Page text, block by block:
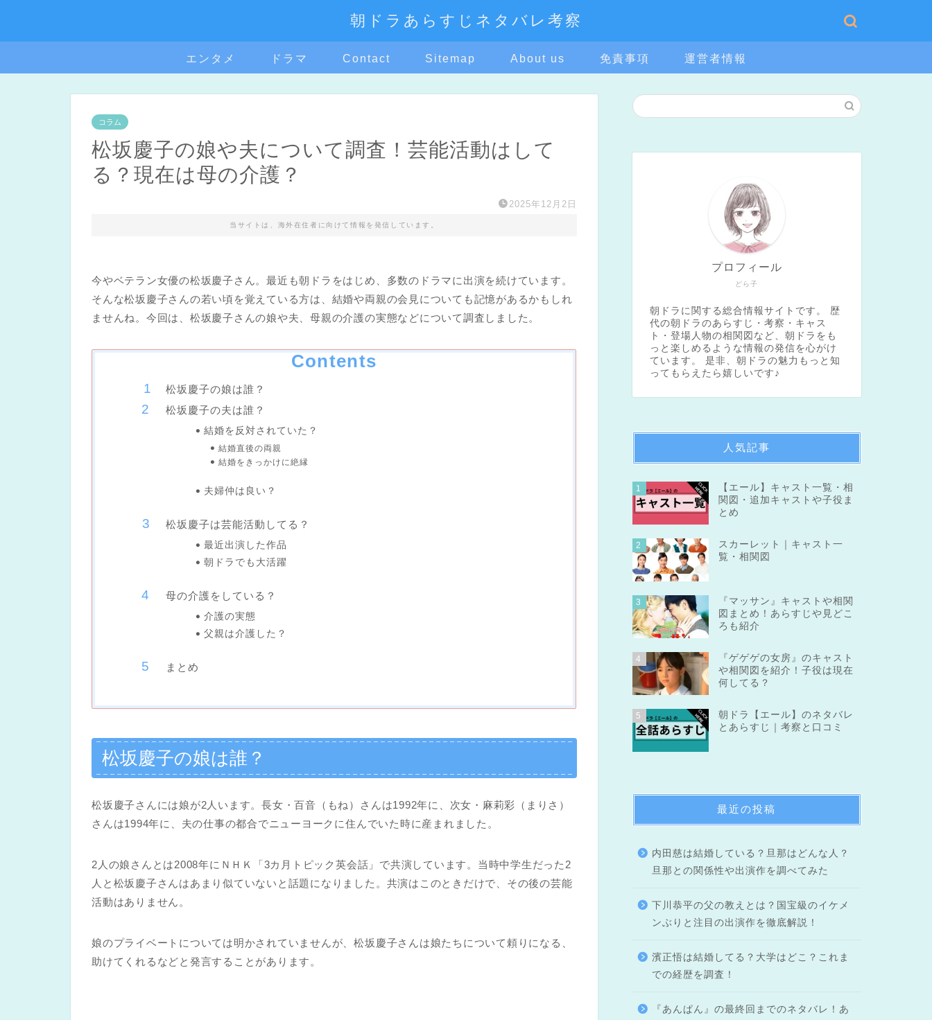
朝ドラあらすじネタバレ考察
エンタメ ドラマ Contact Sitemap About us 免責事項 運営者情報
コラム
松坂慶子の娘や夫について調査！芸能活動はして
る？現在は母の介護？
2025年12月2日
当サイトは、海外在住者に向けて情報を発信しています。
今やベテラン女優の松坂慶子さん。最近も朝ドラをはじめ、多数のドラマに出演を続けています。
そんな松坂慶子さんの若い頃を覚えている方は、結婚や両親の会見についても記憶があるかもしれ
ませんね。今回は、松坂慶子さんの娘や夫、母親の介護の実態などについて調査しました。
Contents
松坂慶子の娘は誰？
松坂慶子の夫は誰？
結婚を反対されていた？
結婚直後の両親
結婚をきっかけに絶縁
夫婦仲は良い？
松坂慶子は芸能活動してる？
最近出演した作品
朝ドラでも大活躍
母の介護をしている？
介護の実態
父親は介護した？
まとめ
松坂慶子の娘は誰？
松坂慶子さんには娘が2人います。長女・百音（もね）さんは1992年に、次女・麻莉彩（まりさ）
さんは1994年に、夫の仕事の都合でニューヨークに住んでいた時に産まれました。
2人の娘さんとは2008年にＮＨＫ「3カ月トピック英会話」で共演しています。当時中学生だった2
人と松坂慶子さんはあまり似ていないと話題になりました。共演はこのときだけで、その後の芸能
活動はありません。
娘のプライベートについては明かされていませんが、松坂慶子さんは娘たちについて頼りになる、
助けてくれるなどと発言することがあります。
どら子
プロフィール
朝ドラに関する総合情報サイトです。 歴
代の朝ドラのあらすじ・考察・キャス
ト・登場人物の相関図など、朝ドラをも
っと楽しめるような情報の発信を心がけ
ています。 是非、朝ドラの魅力もっと知
ってもらえたら嬉しいです♪
人気記事
1
【エール】キャスト一覧・相
関図・追加キャストや子役ま
とめ
2
スカーレット｜キャスト一
覧・相関図
3
『マッサン』キャストや相関
図まとめ！あらすじや見どこ
ろも紹介
4
『ゲゲゲの女房』のキャスト
や相関図を紹介！子役は現在
何してる？
5
朝ドラ【エール】のネタバレ
とあらすじ｜考察と口コミ
最近の投稿
内田慈は結婚している？旦那はどんな人？
旦那との関係性や出演作を調べてみた
下川恭平の父の教えとは？国宝級のイケメ
ンぶりと注目の出演作を徹底解説！
濱正悟は結婚してる？大学はどこ？これま
での経歴を調査！
『あんぱん』の最終回までのネタバレ！あ